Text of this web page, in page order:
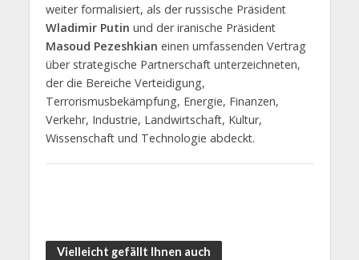
weiter formalisiert, als der russische Präsident
Wladimir Putin und der iranische Präsident
Masoud Pezeshkian einen umfassenden Vertrag
über strategische Partnerschaft unterzeichneten,
der die Bereiche Verteidigung,
Terrorismusbekämpfung, Energie, Finanzen,
Verkehr, Industrie, Landwirtschaft, Kultur,
Wissenschaft und Technologie abdeckt.
Vielleicht gefällt Ihnen auch